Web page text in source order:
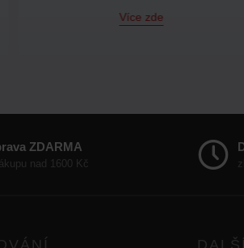
Více zde
ZDARMA
nad 1600 Kč